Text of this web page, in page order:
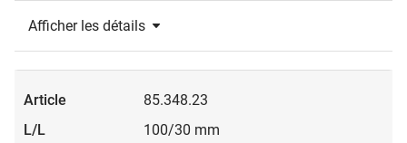
Afficher les détails
85.348.23
100/30 mm